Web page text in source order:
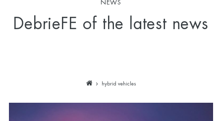
NEWS
DebrieFE of the latest news
hybrid vehicles